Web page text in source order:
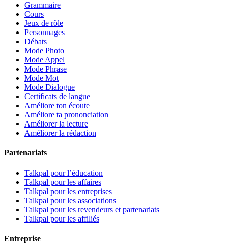
Grammaire
Cours
Jeux de rôle
Personnages
Débats
Mode Photo
Mode Appel
Mode Phrase
Mode Mot
Mode Dialogue
Certificats de langue
Améliore ton écoute
Améliore ta prononciation
Améliorer la lecture
Améliorer la rédaction
Partenariats
Talkpal pour l’éducation
Talkpal pour les affaires
Talkpal pour les entreprises
Talkpal pour les associations
Talkpal pour les revendeurs et partenariats
Talkpal pour les affiliés
Entreprise